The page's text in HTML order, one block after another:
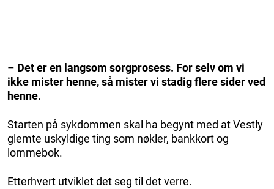
– Det er en langsom sorgprosess. For selv om vi
ikke mister henne, så mister vi stadig flere sider ved
henne.
Starten på sykdommen skal ha begynt med at Vestly
glemte uskyldige ting som nøkler, bankkort og
lommebok.
Etterhvert utviklet det seg til det verre.